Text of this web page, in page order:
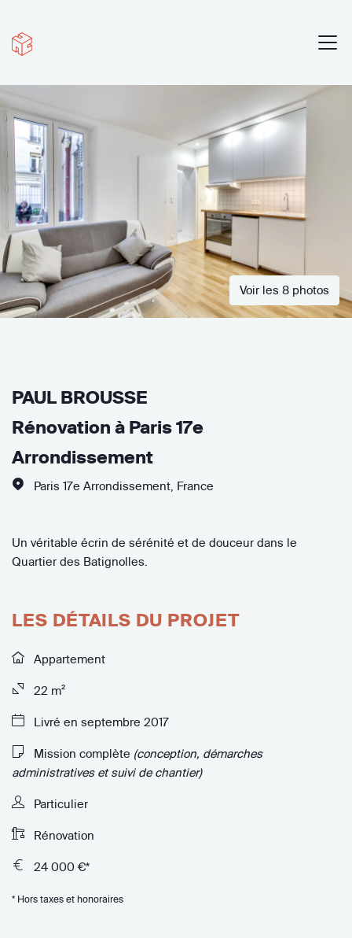
Voir les 8 photos
PAUL BROUSSE
Rénovation à Paris 17e
Arrondissement
Paris 17e Arrondissement France
Un véritable écrin de sérénité et de douceur dans le
Quartier des Batignolles.
LES DÉTAILS DU PROJET
Appartement
22 m²
Livré en septembre 2017
Mission complète (conception, démarches
administratives et suivi de chantier)
Particulier
Rénovation
24 000 €*
* Hors taxes et honoraires